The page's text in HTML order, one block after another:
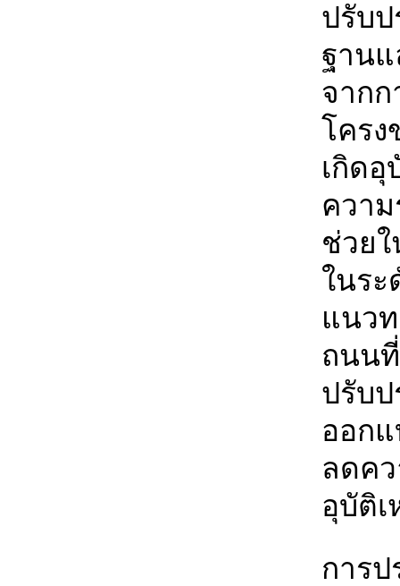
ปรับ
ฐาน
จาก
โครง
เกิดอุ
ความ
ช่วย
ในร
แนว
ถนน
ปรับป
ออก
ลดคว
อุบัติเ
การ